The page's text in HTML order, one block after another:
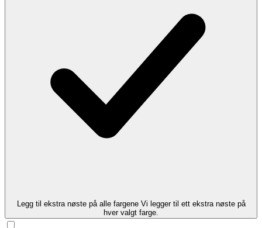
Legg til ekstra nøste på alle fargene Vi legger til ett ekstra nøste på
hver valgt farge.